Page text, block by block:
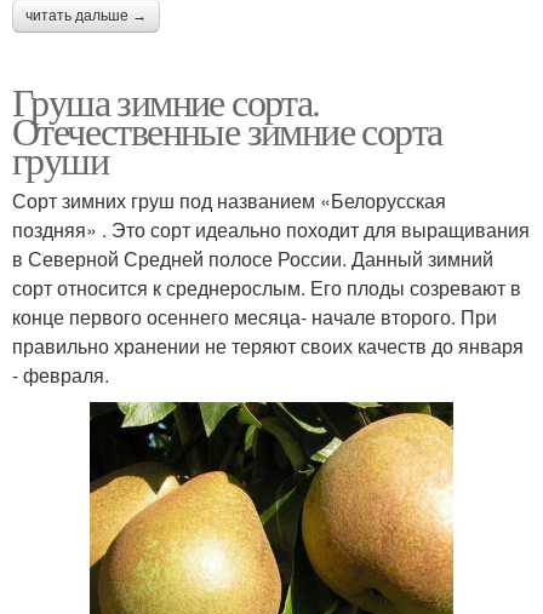
читать дальше →
Груша зимние сорта.
Отечественные зимние сорта
груши
Сорт зимних груш под названием «Белорусская
поздняя» . Это сорт идеально походит для выращивания
в Северной Средней полосе России. Данный зимний
сорт относится к среднерослым. Его плоды созревают в
конце первого осеннего месяца- начале второго. При
правильно хранении не теряют своих качеств до января
- февраля.